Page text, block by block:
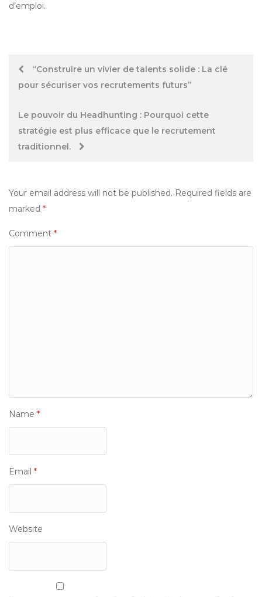
d’emploi.
Post“Construire un vivier de talents solide : La clé
pour sécuriser vos recrutements futurs”
Le pouvoir du Headhunting : Pourquoi cette
stratégie est plus efficace que le recrutement
traditionnel.
Your email address will not be published. Required fields are
marked *
Comment *
Name *
Email *
Website